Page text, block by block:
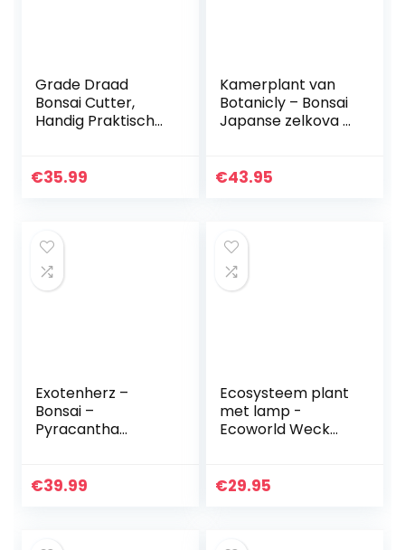
Grade Draad
Bonsai Cutter,
Handig Praktisch
Roestvrijstalen
€35.99
Kamerplant van
Botanicly – Bonsai
Japanse zelkova –
Serrata
€43.95
Exotenherz –
Bonsai –
Pyracantha
cascade – 10x10cm
€39.99
Ecosysteem plant
met lamp -
Ecoworld Weck
Ginseng – Ø10,5
€29.95